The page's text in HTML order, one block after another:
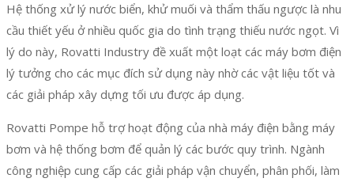
Hệ thống xử lý nước biển, khử muối và thẩm thấu ngược là nhu
cầu thiết yếu ở nhiều quốc gia do tình trạng thiếu nước ngọt. Vì
lý do này, Rovatti Industry đề xuất một loạt các máy bơm điện
lý tưởng cho các mục đích sử dụng này nhờ các vật liệu tốt và
các giải pháp xây dựng tối ưu được áp dụng.
Rovatti Pompe hỗ trợ hoạt động của nhà máy điện bằng máy
bơm và hệ thống bơm để quản lý các bước quy trình. Ngành
công nghiệp cung cấp các giải pháp vận chuyển, phân phối, làm